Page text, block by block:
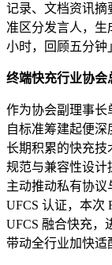
记录、文档资讯
准区分发言人，生
小时，回顾五分钟
终端快充行业协会
作为协会副理事长
自标准筹建起便
长期积累的快充技
规范与兼容性设计
主动推动私有协议
UFCS 认证，本次
UFCS 融合快充，
带动全行业加快适